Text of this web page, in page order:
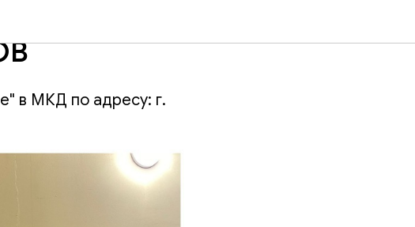
в МКД по адресу: г.